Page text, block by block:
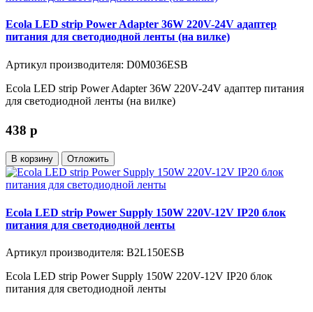
Ecola LED strip Power Adapter 36W 220V-24V адаптер
питания для светодиодной ленты (на вилке)
Артикул производителя: D0M036ESB
Ecola LED strip Power Adapter 36W 220V-24V адаптер питания
для светодиодной ленты (на вилке)
438 p
В корзину Отложить
Ecola LED strip Power Supply 150W 220V-12V IP20 блок
питания для светодиодной ленты
Артикул производителя: B2L150ESB
Ecola LED strip Power Supply 150W 220V-12V IP20 блок
питания для светодиодной ленты